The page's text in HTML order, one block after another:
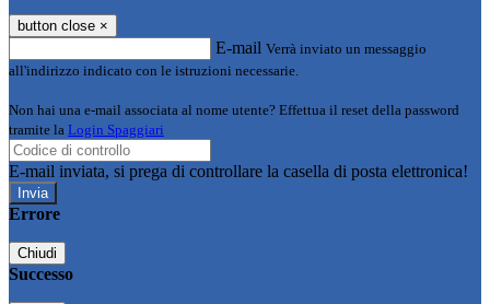
button close ×
E-mail Verrà inviato un messaggio
all'indirizzo indicato con le istruzioni necessarie.
Non hai una e-mail associata al nome utente? Effettua il reset della password
tramite la Login Spaggiari
E-mail inviata, si prega di controllare la casella di posta elettronica!
Errore
Chiudi
Successo